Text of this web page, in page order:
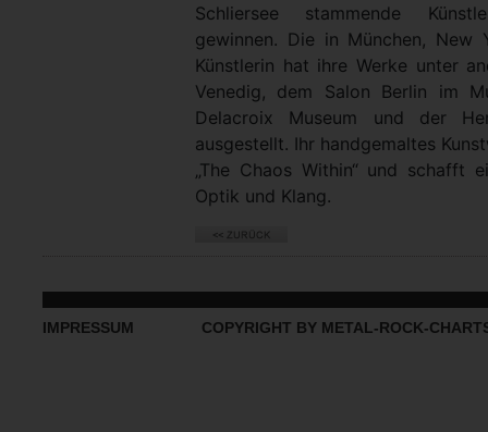
Schliersee stammende
gewinnen. Die in München, New
Künstlerin hat ihre Werke unter
Venedig, dem Salon Berlin im
Delacroix Museum und der
ausgestellt. Ihr handgemaltes
„The Chaos Within“ und schafft
Optik und Klang.
IMPRESSUM COPYRIGHT BY METAL-ROCK-